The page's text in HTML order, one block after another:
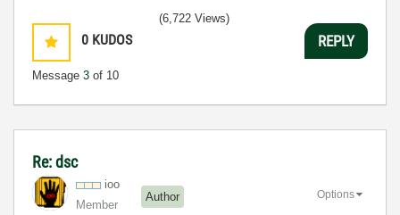
0 KUDOS
Message 3 of 10
(6,722 Views)
REPLY
Re: dsc
ioo
Member
Author Options